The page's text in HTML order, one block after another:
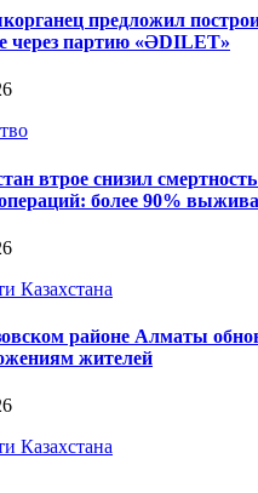
предложил
через партию «ӘDILET»
втрое снизил
более 90%
Казахстана
районе Алматы
жителей
Казахстана